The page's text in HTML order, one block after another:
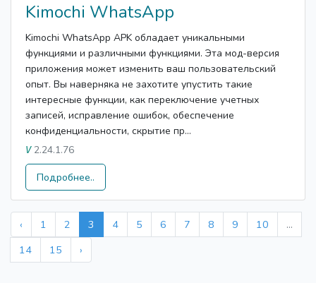
Kimochi WhatsApp
Kimochi WhatsApp APK обладает уникальными
функциями и различными функциями. Эта мод-версия
приложения может изменить ваш пользовательский
опыт. Вы наверняка не захотите упустить такие
интересные функции, как переключение учетных
записей, исправление ошибок, обеспечение
конфиденциальности, скрытие пр...
V2.24.1.76
Подробнее..
‹ 1 2 3 4 5 6 7 8 9 10
...
14
15 ›